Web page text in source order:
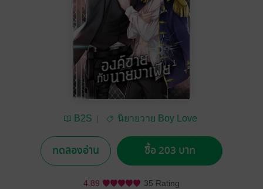
B2S
นิยายวาย Boy Love
ทดลองอ่าน ซื้อ 203 บาท
4.89 35 Rating